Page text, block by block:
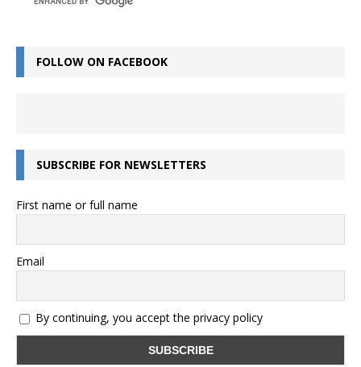
FOLLOW ON FACEBOOK
SUBSCRIBE FOR NEWSLETTERS
First name or full name
Email
By continuing, you accept the privacy policy